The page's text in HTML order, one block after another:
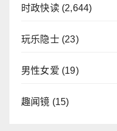
时政快读(2,644)
玩乐隐士(23)
男性女爱 (19)
趣闻镜 (15)